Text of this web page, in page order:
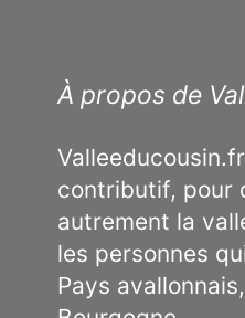
À propos de
contributif, pour
autrement la
les personnes
Pays